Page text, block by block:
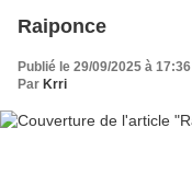
Raiponce
Publié le 29/09/2025 à 17:36
Par Krri